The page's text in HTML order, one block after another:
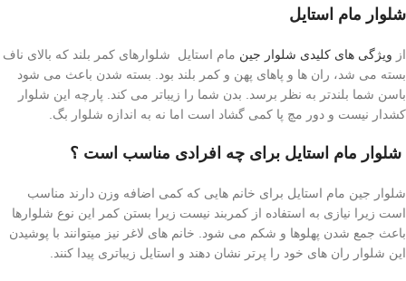
شلوار مام استایل
از ویژگی های کلیدی شلوار جین مام استایل شلوارهای کمر بلند که بالای ناف
بسته می شد، ران ها و پاهای پهن و کمر بلند بود. بسته شدن باعث می شود
باسن شما بلندتر به نظر برسد. بدن شما را زیباتر می کند. پارچه این شلوار
کشدار نیست و دور مچ پا کمی گشاد است اما نه به اندازه شلوار بگ.
شلوار مام استایل برای چه افرادی مناسب است ؟
شلوار جین مام استایل برای خانم هایی که کمی اضافه وزن دارند مناسب
است زیرا نیازی به استفاده از کمربند نیست زیرا بستن کمر این نوع شلوارها
باعث جمع شدن پهلوها و شکم می شود. خانم های لاغر نیز میتوانند با پوشیدن
این شلوار ران های خود را پرتر نشان دهند و استایل زیباتری پیدا کنند.